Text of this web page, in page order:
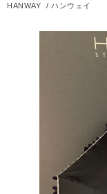
HANWAY /ハンウェイ